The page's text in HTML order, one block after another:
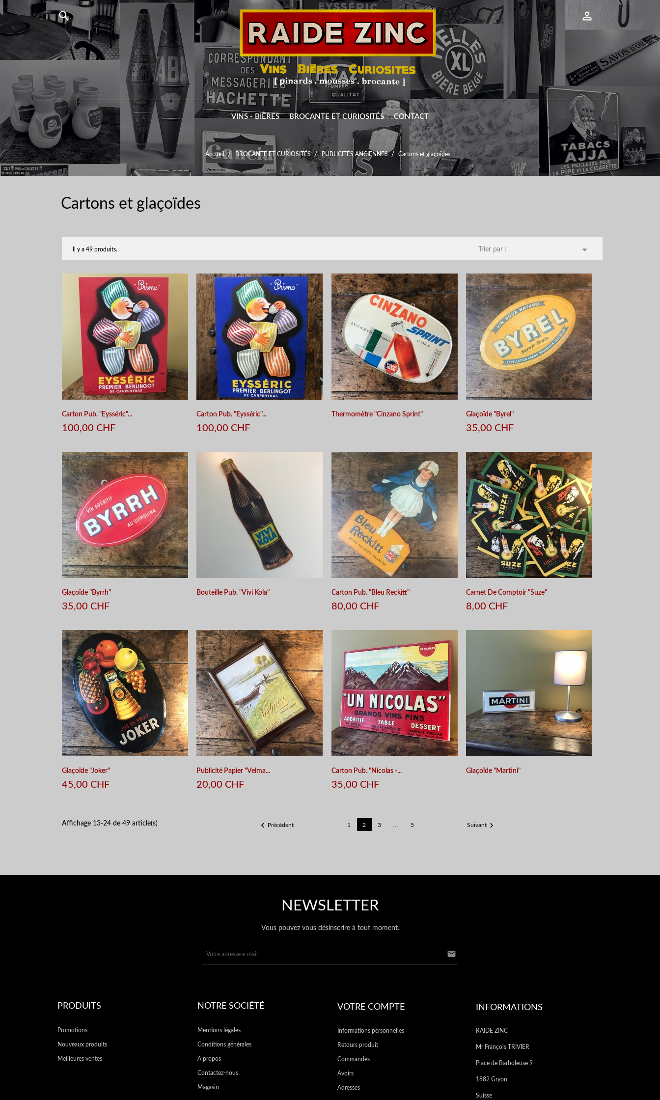
 
VINS - BIÈRES BROCANTE ET CURIOSITÉS CONTACT
Accueil BROCANTE ET CURIOSITÉS PUBLICITÉS ANCIENNES Cartons et glaçoïdes
Cartons et glaçoïdes
Il y a 49 produits. Trier par : 
APERÇU RAPIDE
Carton Pub. "Eysséric"...
100,00 CHF
APERÇU RAPIDE
Carton Pub. "Eysséric"...
100,00 CHF
APERÇU RAPIDE
Thermomètre "Cinzano Sprint"
APERÇU RAPIDE
Glaçoïde "Byrel"
35,00 CHF
APERÇU RAPIDE
Glaçoïde "Byrrh"
35,00 CHF
APERÇU RAPIDE
Bouteille Pub. "Vivi Kola"
APERÇU RAPIDE
Carton Pub. "Bleu Reckitt"
80,00 CHF
APERÇU RAPIDE
Carnet De Comptoir "Suze"
8,00 CHF
Glaçoïde "Joker"
45,00 CHF
Publicité Papier "Velma...
20,00 CHF
Carton Pub. "Nicolas -...
35,00 CHF
Glaçoïde "Martini"
Affichage 13-24 de 49 article(s)  Précédent 1 2 3 … 5 Suivant
NEWSLETTER
Vous pouvez vous désinscrire à tout moment.

PRODUITS
Promotions
Nouveaux produits
Meilleures ventes
NOTRE SOCIÉTÉ
Mentions légales
Conditions générales
A propos
Contactez-nous
Magasin
VOTRE COMPTE
Informations personnelles
Retours produit
Commandes
Avoirs
Adresses
INFORMATIONS
RAIDE ZINC
Mr François TRIVIER
Place de Barboleuse 9
1882 Gryon
Suisse